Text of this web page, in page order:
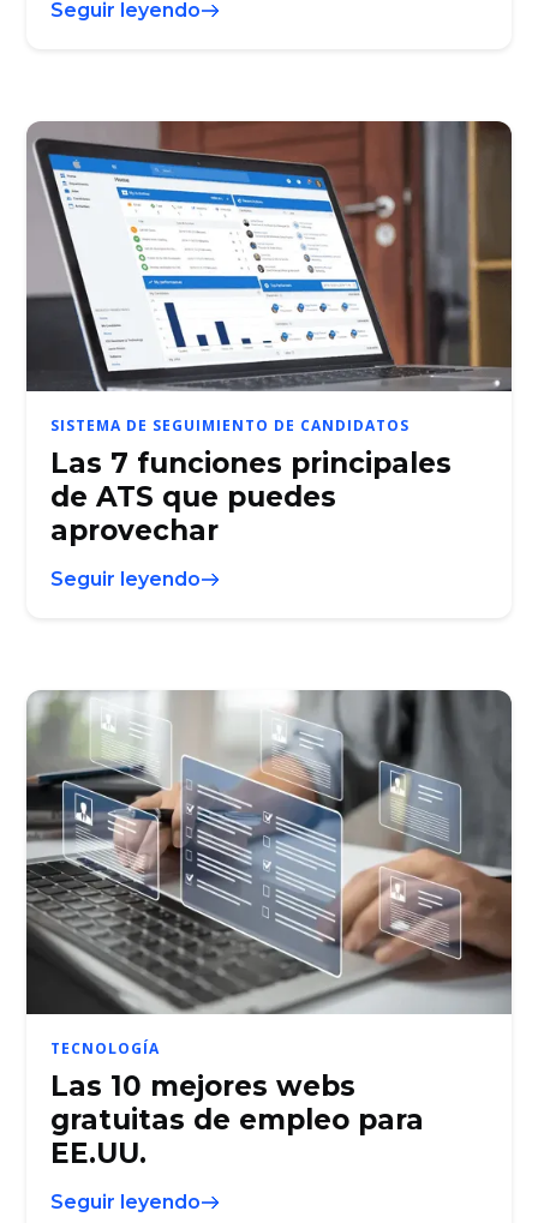
Seguir leyendo
SISTEMA DE SEGUIMIENTO DE CANDIDATOS
Las 7 funciones principales
de ATS que puedes
aprovechar
Seguir leyendo
TECNOLOGÍA
Las 10 mejores webs
gratuitas de empleo para
EE.UU.
Seguir leyendo